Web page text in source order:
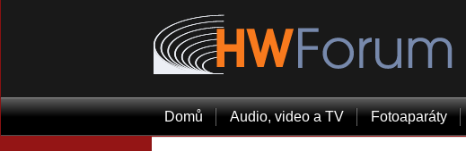
Domů Audio, video a TV Fotoaparáty